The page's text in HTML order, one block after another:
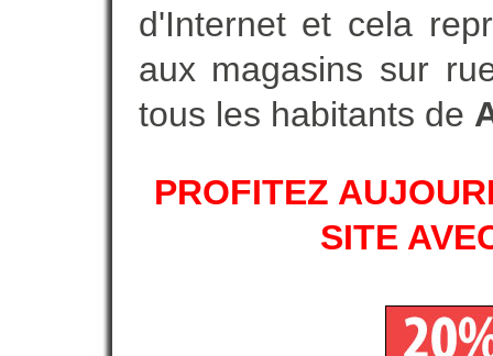
d'Internet et cela
aux magasins sur
tous les habitants de
PROFITEZ
SITE